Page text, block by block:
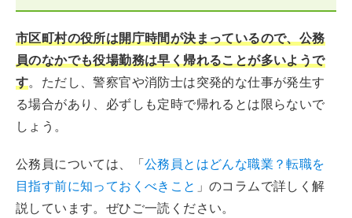
市区町村の役所は開庁時間が決まっているので、公務
員のなかでも役場勤務は早く帰れることが多いようで
す。ただし、警察官や消防士は突発的な仕事が発生す
る場合があり、必ずしも定時で帰れるとは限らないで
しょう。
公務員については、「公務員とはどんな職業？転職を
目指す前に知っておくべきこと 」のコラムで詳しく解
説しています。ぜひご一読ください。